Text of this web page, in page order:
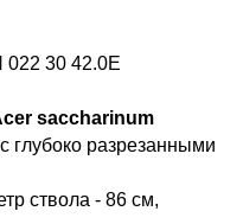
022 30 42.0E
saccharinum
глубоко разрезанными
ствола - 86 см,